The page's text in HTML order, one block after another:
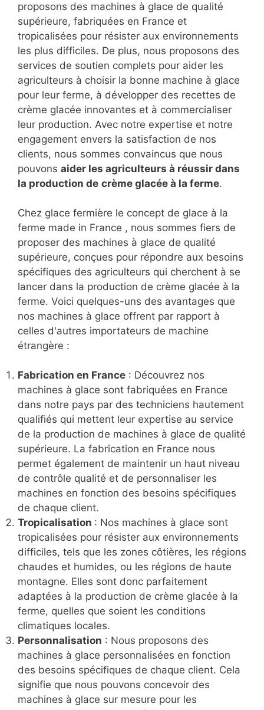
proposons des machines à glace de qualité
supérieure, fabriquées en France et
tropicalisées pour résister aux environnements
les plus difficiles. De plus, nous proposons des
services de soutien complets pour aider les
agriculteurs à choisir la bonne machine à glace
pour leur ferme, à développer des recettes de
crème glacée innovantes et à commercialiser
leur production. Avec notre expertise et notre
engagement envers la satisfaction de nos
clients, nous sommes convaincus que nous
pouvons aider les agriculteurs à réussir dans
la production de crème glacée à la ferme.
Chez glace fermière le concept de glace à la
ferme made in France , nous sommes fiers de
proposer des machines à glace de qualité
supérieure, conçues pour répondre aux besoins
spécifiques des agriculteurs qui cherchent à se
lancer dans la production de crème glacée à la
ferme. Voici quelques-uns des avantages que
nos machines à glace offrent par rapport à
celles d'autres importateurs de machine
étrangère :
Fabrication en France : Découvrez nos
machines à glace sont fabriquées en France
dans notre pays par des techniciens hautement
qualifiés qui mettent leur expertise au service
de la production de machines à glace de qualité
supérieure. La fabrication en France nous
permet également de maintenir un haut niveau
de contrôle qualité et de personnaliser les
machines en fonction des besoins spécifiques
de chaque client.
Tropicalisation : Nos machines à glace sont
tropicalisées pour résister aux environnements
difficiles, tels que les zones côtières, les régions
chaudes et humides, ou les régions de haute
montagne. Elles sont donc parfaitement
adaptées à la production de crème glacée à la
ferme, quelles que soient les conditions
climatiques locales.
Personnalisation : Nous proposons des
machines à glace personnalisées en fonction
des besoins spécifiques de chaque client. Cela
signifie que nous pouvons concevoir des
machines à glace sur mesure pour les